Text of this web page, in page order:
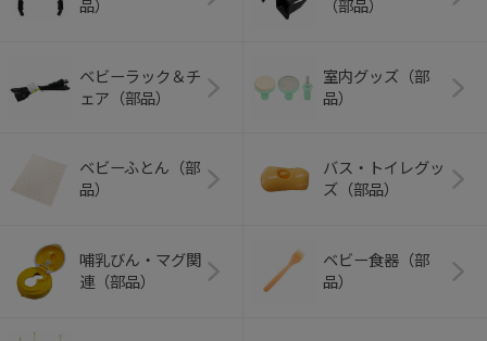
品）
（部品）
ベビーラック＆チ
ェア（部品）
室内グッズ（部
品）
ベビーふとん（部
品）
バス・トイレグッ
ズ（部品）
哺乳びん・マグ関
連（部品）
ベビー食器（部
品）